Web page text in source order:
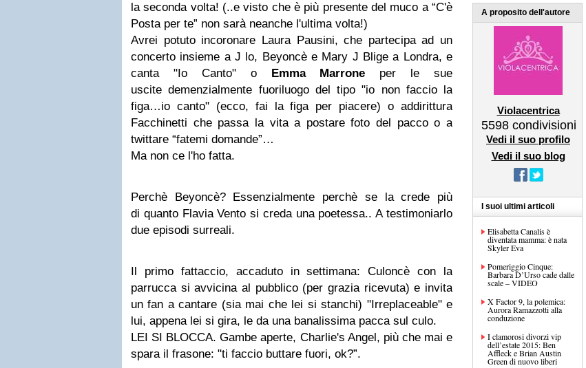
la seconda volta! (..e visto che è più presente del muco a “C'è
Posta per te” non sarà neanche l'ultima volta!)
Avrei potuto incoronare Laura Pausini, che partecipa ad un
concerto insieme a J lo, Beyoncè e Mary J Blige a Londra, e
canta "Io Canto" o Emma Marrone per le sue
uscite demenzialmente fuoriluogo del tipo "io non faccio la
figa…io canto" (ecco, fai la figa per piacere) o addirittura
Facchinetti che passa la vita a postare foto del pacco o a
twittare “fatemi domande”…
Ma non ce l'ho fatta.
Perchè Beyoncè? Essenzialmente perchè se la crede più
di quanto Flavia Vento si creda una poetessa.. A testimoniarlo
due episodi surreali.
Il primo fattaccio, accaduto in settimana: Culoncè con la
parrucca si avvicina al pubblico (per grazia ricevuta) e invita
un fan a cantare (sia mai che lei si stanchi) "Irreplaceable" e
lui, appena lei si gira, le da una banalissima pacca sul culo.
LEI SI BLOCCA. Gambe aperte, Charlie's Angel, più che mai e
spara il frasone: "ti faccio buttare fuori, ok?”.
A proposito dell'autore
Violacentrica
5598 condivisioni
Vedi il suo profilo
Vedi il suo blog
I suoi ultimi articoli
Elisabetta Canalis è
diventata mamma: è nata
Skyler Eva
Pomeriggio Cinque:
Barbara D’Urso cade dalle
scale – VIDEO
X Factor 9, la polemica:
Aurora Ramazzotti alla
conduzione
I clamorosi divorzi vip
dell’estate 2015: Ben
Affleck e Brian Austin
Green di nuovo liberi